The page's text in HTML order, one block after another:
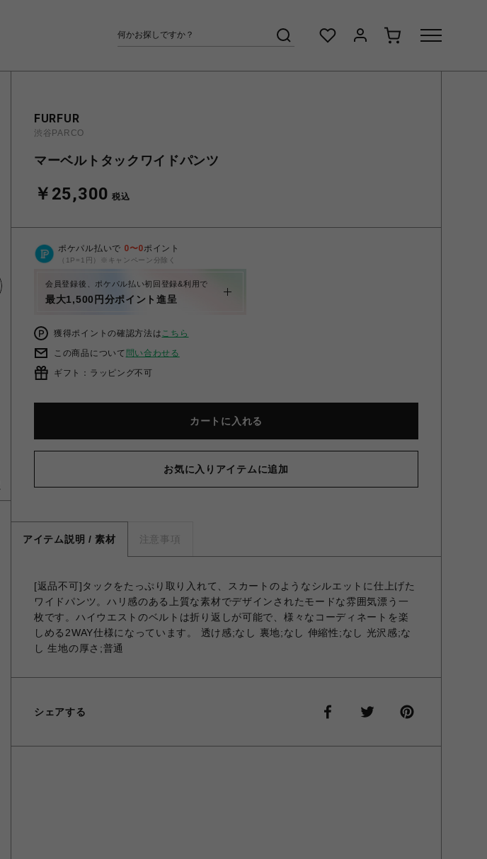
FURFUR
渋谷PARCO
マーベルトタックワイドパンツ
￥25,300 税込
ポケパル払いで 0〜0ポイント
（1P=1円）※キャンペーン分除く
会員登録後、ポケパル払い初回登録&利用で
最大1,500円分ポイント進呈
獲得ポイントの確認方法はこちら
この商品について 問い合わせる
ギフト：ラッピング不可
カートに入れる
お気に入りアイテムに追加
アイテム説明 / 素材 注意事項
[返品不可]タックをたっぷり取り入れて、スカートのようなシルエットに仕上げた
ワイドパンツ。ハリ感のある上質な素材でデザインされたモードな雰囲気漂う一
枚です。ハイウエストのベルトは折り返しが可能で、様々なコーディネートを楽
しめる2WAY仕様になっています。 透け感;なし 裏地;なし 伸縮性;なし 光沢感;な
し 生地の厚さ;普通
シェアする